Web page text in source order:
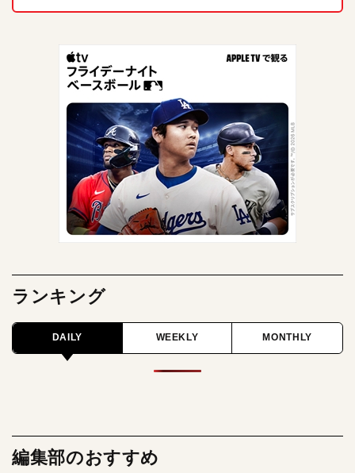
ランキング
DAILY WEEKLY MONTHLY
編集部のおすすめ